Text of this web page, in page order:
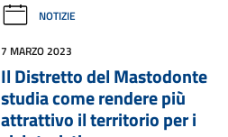
NOTIZIE
7 MARZO 2023
Il Distretto del Mastodonte
studia come rendere più
attrattivo il territorio per i